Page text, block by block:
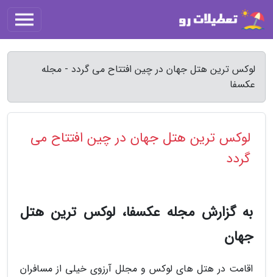
لوکس ترین هتل جهان در چین افتتاح می گردد - مجله
عکسفا
لوکس ترین هتل جهان در چین افتتاح می
گردد
به گزارش مجله عکسفا، لوکس ترین هتل
جهان
اقامت در هتل های لوکس و مجلل آرزوی خیلی از مسافران